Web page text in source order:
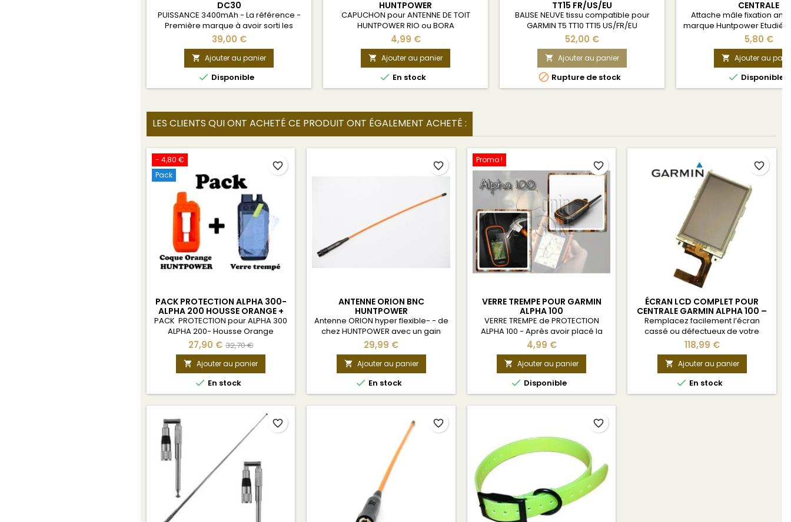
DC30
PUISSANCE 3400mAh - La référence -
Première marque à avoir sorti les
batteries hautes capacités 45%
d'autonomie en plus - Compatible tous
colliers FR/US/AUTRES
39,00 €
 Ajouter au panier
 Disponible
HUNTPOWER
CAPUCHON pour ANTENNE DE TOIT
HUNTPOWER RIO ou BORA
4,99 €
 Ajouter au panier
 En stock
TT15 FR/US/EU
BALISE NEUVE tissu compatible pour
GARMIN T5 TT10 TT15 US/FR/EU
52,00 €
 Ajouter au panier
 Rupture de stock
CENTRALE
Attache mâle fixation
marque Huntpower Etudié
Garmin afin de ne pas
l'antenne et le
5,80 €
 Ajouter au
 Disponible
LES CLIENTS QUI ONT ACHETÉ CE PRODUIT ONT ÉGALEMENT ACHETÉ :
- 4,80 €
Pack
PACK PROTECTION ALPHA 300-
ALPHA 200 HOUSSE ORANGE +
VERRE TREMPÉ
PACK PROTECTION pour ALPHA 300
ALPHA 200- Housse Orange
Huntpower + Vitre
27,90 € 32,70 €
 Ajouter au panier
 En stock
favorite_border
ANTENNE ORION BNC
HUNTPOWER
Antenne ORION hyper flexible- - de
chez HUNTPOWER avec un gain
exceptionnel
29,99 €
 Ajouter au panier
 En stock
favorite_border
Promo !
VERRE TREMPE POUR GARMIN
ALPHA 100
VERRE TREMPE de PROTECTION
ALPHA 100 - Après avoir placé la
vitre effectuer :
Réglages/Affichage/Calibrer
l'écran Voir la vidéo ci-dessous
4,99 €
 Ajouter au panier
 Disponible
favorite_border
ÉCRAN LCD COMPLET POUR
CENTRALE GARMIN ALPHA 100 –
TOUS MODÈLES
Remplacez facilement l’écran
cassé ou défectueux de votre
centrale Garmin Alpha 100. Cet
écran LCD complet (vitre + dalle)
garantit une fluidité tactile fidèle à
l’original et redonne à votre
appareil sa lisibilité et sa
robustesse d’origine. Idéal pour les
118,99 €
 Ajouter au panier
 En stock
favorite_border
favorite_border favorite_border favorite_border